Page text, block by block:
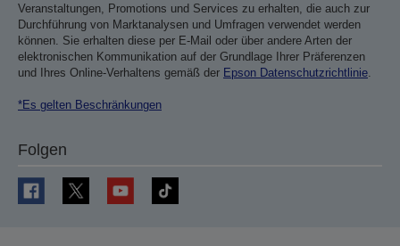
Veranstaltungen, Promotions und Services zu erhalten, die auch zur
Durchführung von Marktanalysen und Umfragen verwendet werden
können. Sie erhalten diese per E-Mail oder über andere Arten der
elektronischen Kommunikation auf der Grundlage Ihrer Präferenzen
und Ihres Online-Verhaltens gemäß der Epson Datenschutzrichtlinie
*Es gelten Beschränkungen
Folgen